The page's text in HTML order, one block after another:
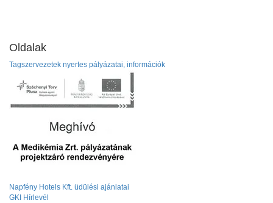
Oldalak
Tagszervezetek nyertes pályázatai, információk
Napfény Hotels Kft. üdülési ajánlatai
GKI Hírlevél